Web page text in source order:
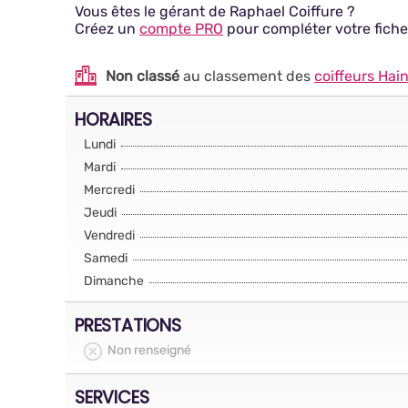
Vous êtes le gérant de Raphael Coiffure ?
Créez un compte PRO pour compléter votre
Non classé au classement des coiffeurs
HORAIRES
Lundi
Mardi
Mercredi
Jeudi
Vendredi
Samedi
Dimanche
PRESTATIONS
Non renseigné
SERVICES